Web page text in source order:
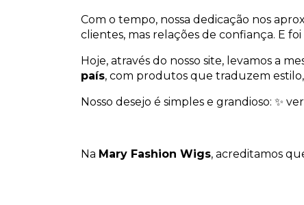
Com o tempo, nossa dedicação nos
clientes, mas relações de confiança. E
Hoje, através do nosso site, levamos a
país, com produtos que traduzem
Nosso desejo é simples e grandioso: ✨
Na Mary Fashion Wigs, acreditamos